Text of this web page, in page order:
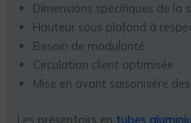
Dimensions spécifiques de la
Hauteur sous plafond à
Besoin de modularité
Circulation client optimisée
Mise en avant saisonnière
Les présentoirs en tubes